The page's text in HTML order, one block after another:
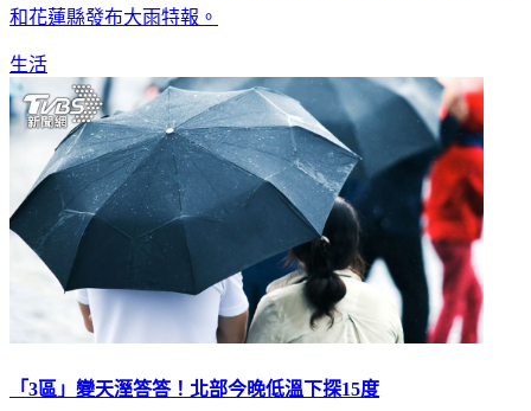
和花蓮縣發布大雨特報。
生活
「3區」變天溼答答！北部今晚低溫下探15度